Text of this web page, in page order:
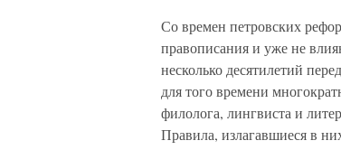
Со времен петровских
правописания и уже не
несколько десятилетий
для того времени
филолога, лингвиста и
Правила, излагавшиеся в